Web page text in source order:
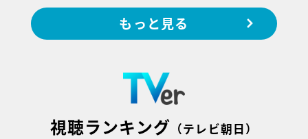
もっと見る
視聴ランキング （テレビ朝日）